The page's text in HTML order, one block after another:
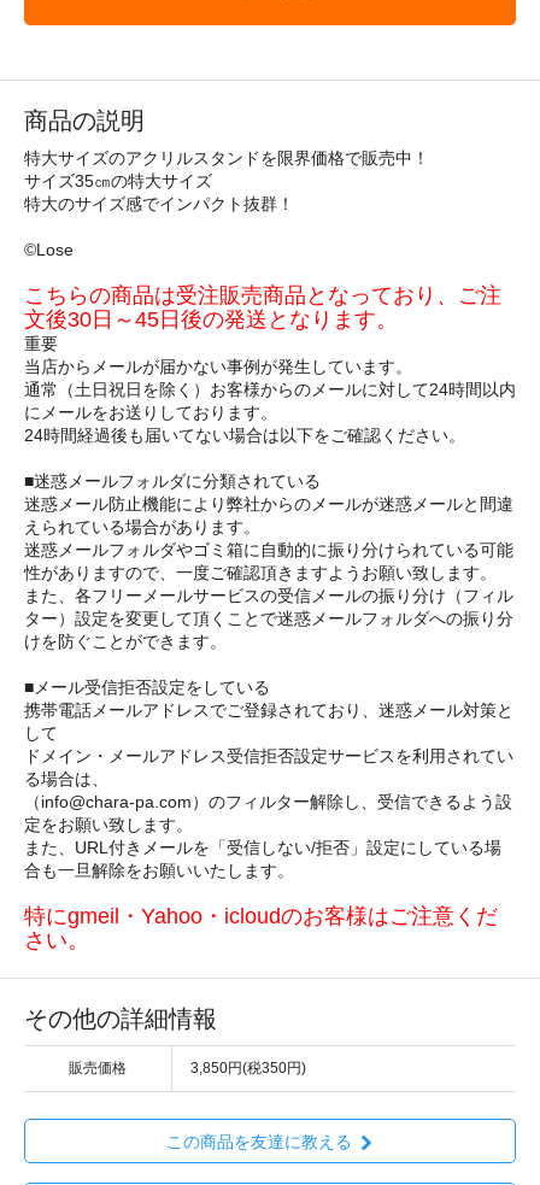
商品の説明
特大サイズのアクリルスタンドを限界価格で販売中！
サイズ35㎝の特大サイズ
特大のサイズ感でインパクト抜群！
©Lose
こちらの商品は受注販売商品となっており、ご注
文後30日～45日後の発送となります。
重要
当店からメールが届かない事例が発生しています。
通常（土日祝日を除く）お客様からのメールに対して24時間以内
にメールをお送りしております。
24時間経過後も届いてない場合は以下をご確認ください。
■迷惑メールフォルダに分類されている
迷惑メール防止機能により弊社からのメールが迷惑メールと間違
えられている場合があります。
迷惑メールフォルダやゴミ箱に自動的に振り分けられている可能
性がありますので、一度ご確認頂きますようお願い致します。
また、各フリーメールサービスの受信メールの振り分け（フィル
ター）設定を変更して頂くことで迷惑メールフォルダへの振り分
けを防ぐことができます。
■メール受信拒否設定をしている
携帯電話メールアドレスでご登録されており、迷惑メール対策と
して
ドメイン・メールアドレス受信拒否設定サービスを利用されてい
る場合は、
（info@chara-pa.com）のフィルター解除し、受信できるよう設
定をお願い致します。
また、URL付きメールを「受信しない/拒否」設定にしている場
合も一旦解除をお願いいたします。
特にgmeil・Yahoo・icloudのお客様はご注意くだ
さい。
その他の詳細情報
販売価格 3,850円(税350円)
この商品を友達に教える